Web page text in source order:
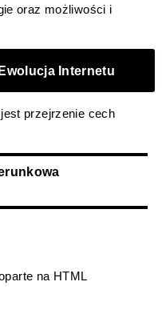
oraz możliwości i
Internetu
przejrzenie cech
na HTML